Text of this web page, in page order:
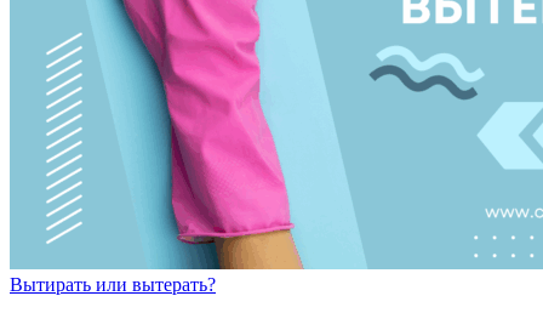
Вытирать или вытерать?